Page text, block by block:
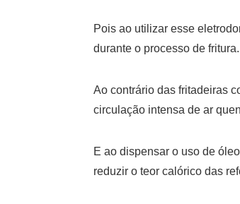
Pois ao utilizar esse
durante o processo de fritura.
Ao contrário das fritadeiras
circulação intensa de ar
E ao dispensar o uso de
reduzir o teor calórico das